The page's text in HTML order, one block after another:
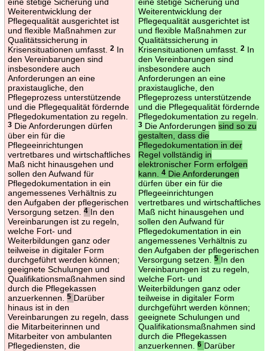
Weiterentwicklung der
Pflegequalität ausgerichtet ist
und flexible Maßnahmen zur
Qualitätssicherung in
Krisensituationen umfasst.
2In
den Vereinbarungen sind
insbesondere auch
Anforderungen an eine
praxistaugliche, den
Pflegeprozess unterstützende
und die Pflegequalität fördernde
Pflegedokumentation zu regeln.
3Die Anforderungen dürfen
über ein für die
Pflegeeinrichtungen
vertretbares und wirtschaftliches
Maß nicht hinausgehen und
sollen den Aufwand für
Pflegedokumentation in ein
angemessenes Verhältnis zu
den Aufgaben der pflegerischen
Versorgung setzen.
4 In den
Vereinbarungen ist zu regeln,
welche Fort- und
Weiterbildungen ganz oder
teilweise in digitaler Form
durchgeführt werden können;
geeignete Schulungen und
Qualifikationsmaßnahmen sind
durch die Pflegekassen
anzuerkennen.
5 Darüber
hinaus ist in den
Vereinbarungen zu regeln, dass
die Mitarbeiterinnen und
Mitarbeiter von ambulanten
Pflegediensten, die
Weiterentwicklung der
Pflegequalität ausgerichtet ist
und flexible Maßnahmen zur
Qualitätssicherung in
Krisensituationen umfasst.
2In
den Vereinbarungen sind
insbesondere auch
Anforderungen an eine
praxistaugliche, den
Pflegeprozess unterstützende
und die Pflegequalität fördernde
Pflegedokumentation zu regeln.
3Die Anforderungen sind so zu
gestalten, dass die
Pflegedokumentation in der
Regel vollständig in
elektronischer Form erfolgen
kann.
4Die Anforderungen
dürfen über ein für die
Pflegeeinrichtungen
vertretbares und wirtschaftliches
Maß nicht hinausgehen und
sollen den Aufwand für
Pflegedokumentation in ein
angemessenes Verhältnis zu
den Aufgaben der pflegerischen
Versorgung setzen.
5 In den
Vereinbarungen ist zu regeln,
welche Fort- und
Weiterbildungen ganz oder
teilweise in digitaler Form
durchgeführt werden können;
geeignete Schulungen und
Qualifikationsmaßnahmen sind
durch die Pflegekassen
anzuerkennen.
6 Darüber